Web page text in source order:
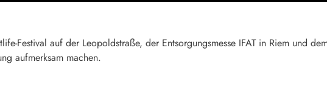
Festival auf der Leopoldstraße, der Entsorgungsmesse IFAT in Riem und
aufmerksam machen.